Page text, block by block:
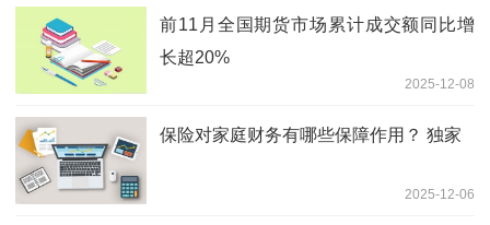
前11月全国期货市场累计成交额同比增
长超20%
2025-12-08
保险对家庭财务有哪些保障作用？ 独家
2025-12-06